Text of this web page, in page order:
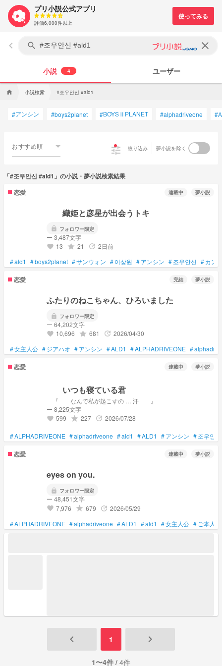
プリ小説公式アプリ
評価6,000件以上
keyboard_arrow_left search clear
小説 4 ユーザー
home 小説検索 #조우안신 #ald1
#アンシン #boys2planet #BOYSⅡPLANET #alphadriveone #
おすすめ順 tune 絞り込み 夢小説を除く
「#조우안신 #ald1」の小説・夢小説検索結果
恋愛
連載中 夢小説
織姫と彦星が出会うトキ
lock フォロワー限定
ー 3,487文字
favorite 13 grade 21 update 2日前
#ald1 #boys2planet #サンウォン #이상원 #アンシン #조우안신 #カン
恋愛 完結 夢小説
ふたりのねこちゃん、ひろいました
lock フォロワー限定
ー 64,202文字
favorite 10,696 grade 681 update 2026/04/30
#女主人公 #ジアハオ #アンシン #ALD1 #ALPHADRIVEONE #
恋愛 連載中 夢小説
いつも寝ている君
『 なんで私が起こすの … 汗 』
ー 8,225文字
favorite 599 grade 227 update 2026/07/28
#ALPHADRIVEONE #alphadriveone #ald1 #ALD1 #アンシン #조우안신
恋愛 連載中 夢小説
eyes on you.
lock フォロワー限定
ー 48,451文字
favorite 7,976 grade 679 update 2026/05/29
#ALPHADRIVEONE #alphadriveone #ALD1 #ald1 #女主人公 # ご本人
keyboard_arrow_left 1 keyboard_arrow_right
1〜4件 / 4件